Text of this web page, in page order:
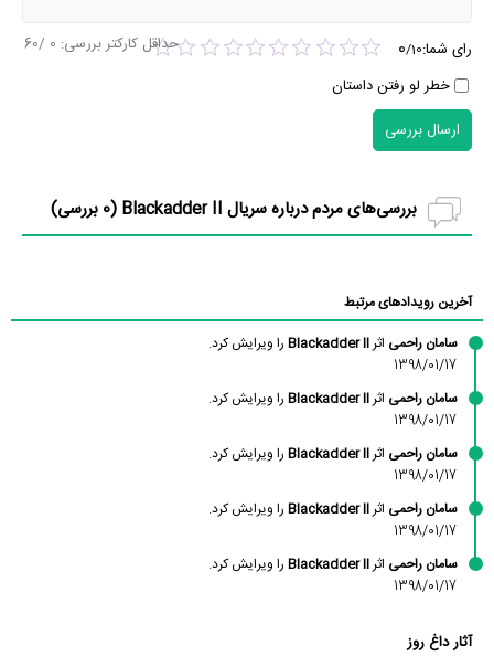
رای شما: 0/10
خطر لو رفتن داستان
حداقل کارکتر بررسی: 0
/60
ارسال بررسی
بررسی‌های مردم درباره سریال Blackadder II ( 0 بررسی)
آخرین رویدادهای مرتبط
سامان راحمی اثر Blackadder II را ویرایش کرد.
1398/01/17
سامان راحمی اثر Blackadder II را ویرایش کرد.
1398/01/17
سامان راحمی اثر Blackadder II را ویرایش کرد.
1398/01/17
سامان راحمی اثر Blackadder II را ویرایش کرد.
1398/01/17
سامان راحمی اثر Blackadder II را ویرایش کرد.
1398/01/17
آثار داغ روز